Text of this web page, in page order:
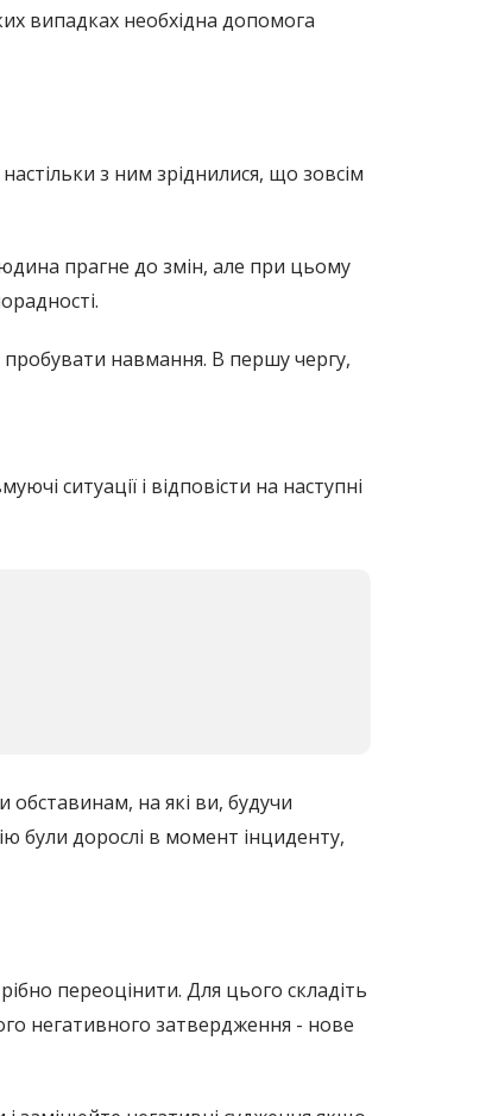
випадках необхідна допомога
з ним зріднилися, що зовсім
прагне до змін, але при цьому
навмання. В першу чергу,
ситуації і відповісти на наступні
на які ви, будучи
були дорослі в момент інциденту,
переоцінити. Для цього складіть
негативного затвердження - нове